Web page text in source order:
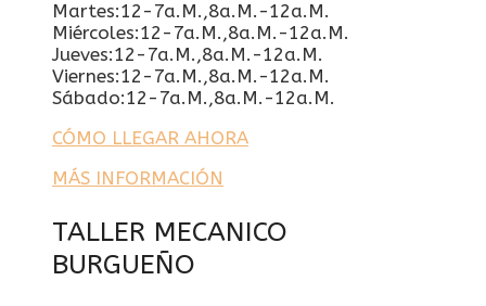
Martes:12-7a.m.,8a.m.-12a.m.
Miércoles:12-7a.m.,8a.m.-12a.m.
Jueves:12-7a.m.,8a.m.-12a.m.
Viernes:12-7a.m.,8a.m.-12a.m.
Sábado:12-7a.m.,8a.m.-12a.m.
CÓMO LLEGAR AHORA
MÁS INFORMACIÓN
TALLER MECANICO
BURGUEÑO